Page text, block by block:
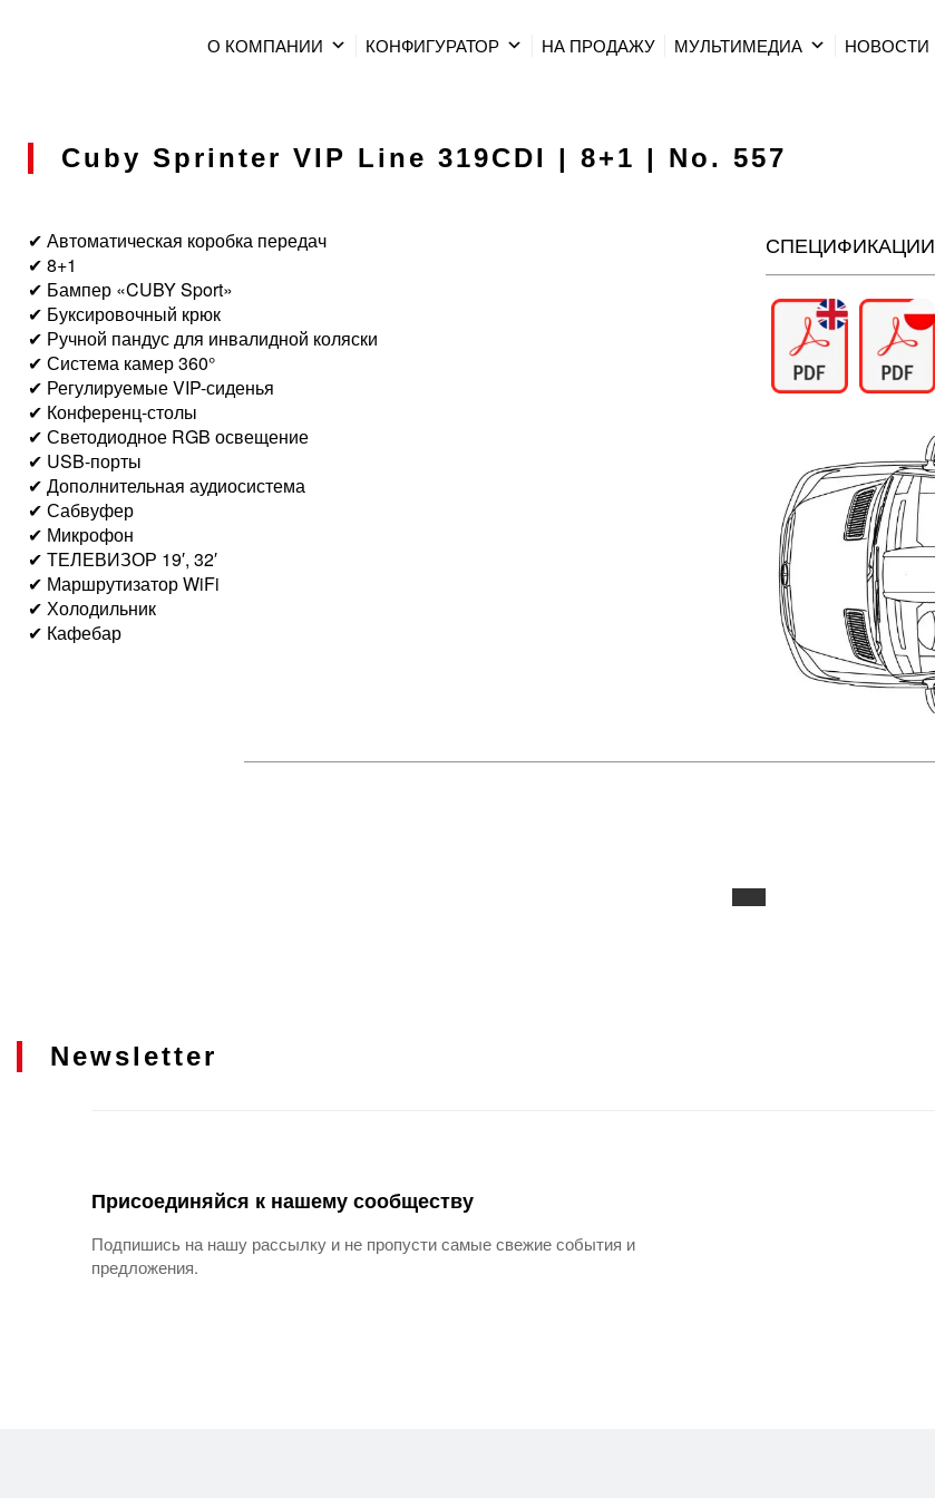
О КОМПАНИИ КОНФИГУРАТОР НА ПРОДАЖУ МУЛЬТИМЕДИА HОВОСТИ
Cuby Sprinter VIP Line 319CDI | 8+1 | No. 557
✔ Автоматическая коробка передач
✔ 8+1
✔ Бампер «CUBY Sport»
✔ Буксировочный крюк
✔ Ручной пандус для инвалидной коляски
✔ Система камер 360°
✔ Регулируемые VIP-сиденья
✔ Конференц-столы
✔ Светодиодное RGB освещение
✔ USB-порты
✔ Дополнительная аудиосистема
✔ Сабвуфер
✔ Микрофон
✔ ТЕЛЕВИЗОР 19′, 32′
✔ Маршрутизатор WiFi
✔ Холодильник
✔ Кафебар
СПЕЦИФИКАЦИИ
Newsletter
Присоединяйся к нашему сообществу
Подпишись на нашу рассылку и не пропусти самые свежие события и
предложения.